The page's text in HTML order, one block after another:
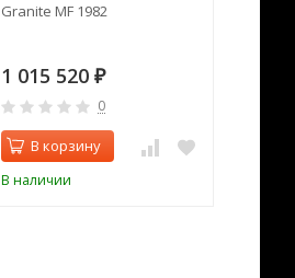
Granite MF 1982
1 015 520 ₽
0
В корзину
В наличии